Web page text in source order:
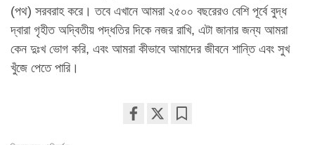
(পথ) সরবরাহ করে। তবে এখানে আমরা ২৫০০ বছরেরও বেশি পূর্বে বুদ্ধ
দ্বারা গৃহীত অদ্বিতীয় পদ্ধতির দিকে নজর রাখি, এটা জানার জন্য আমরা
কেন দুঃখ ভোগ করি, এবং আমরা কীভাবে আমাদের জীবনে শান্তি এবং সুখ
খুঁজে পেতে পারি।